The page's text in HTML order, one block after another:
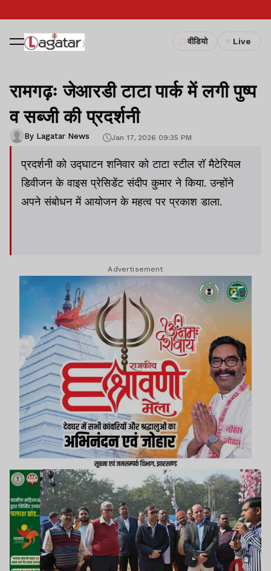
वीडियो Live
रामगढ़ः जेआरडी टाटा पार्क में लगी पुष्प
व सब्जी की प्रदर्शनी
By Lagatar News Jan 17, 2026 09:35 PM
प्रदर्शनी को उद्घाटन शनिवार को टाटा स्टील रॉ मैटेरियल
डिवीजन के वाइस प्रेसिडेंट संदीप कुमार ने किया. उन्होंने
अपने संबोधन में आयोजन के महत्व पर प्रकाश डाला.
Advertisement